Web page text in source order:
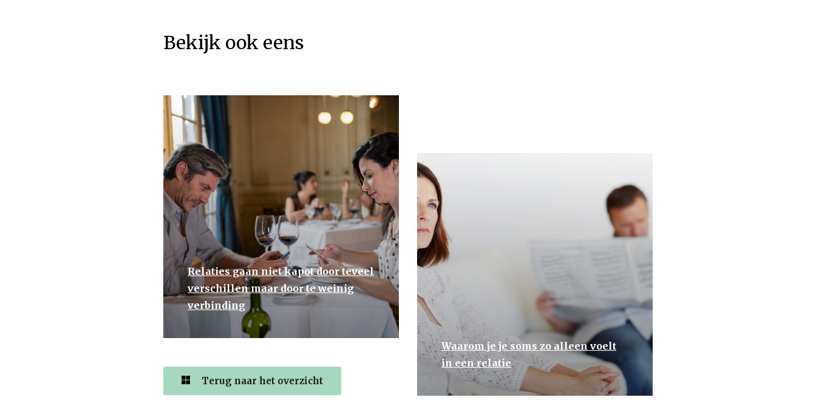
Bekijk ook eens
Relaties gaan niet kapot door teveel
verschillen maar door te weinig
verbinding
Waarom je je soms zo alleen voelt
in een relatie
Terug naar het overzicht